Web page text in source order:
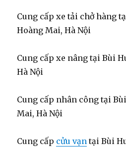
Cung cấp xe tải chở hàng
Hoàng Mai, Hà Nội
Cung cấp xe nâng tại Bùi
Hà Nội
Cung cấp nhân công tại
Mai, Hà Nội
Cung cấp cửu vạn tại Bùi